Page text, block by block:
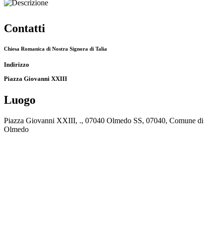
Contatti
Chiesa Romanica di Nostra Signora di Talia
Indirizzo
Piazza Giovanni XXIII
Luogo
Piazza Giovanni XXIII, ., 07040 Olmedo SS, 07040, Comune di
Olmedo